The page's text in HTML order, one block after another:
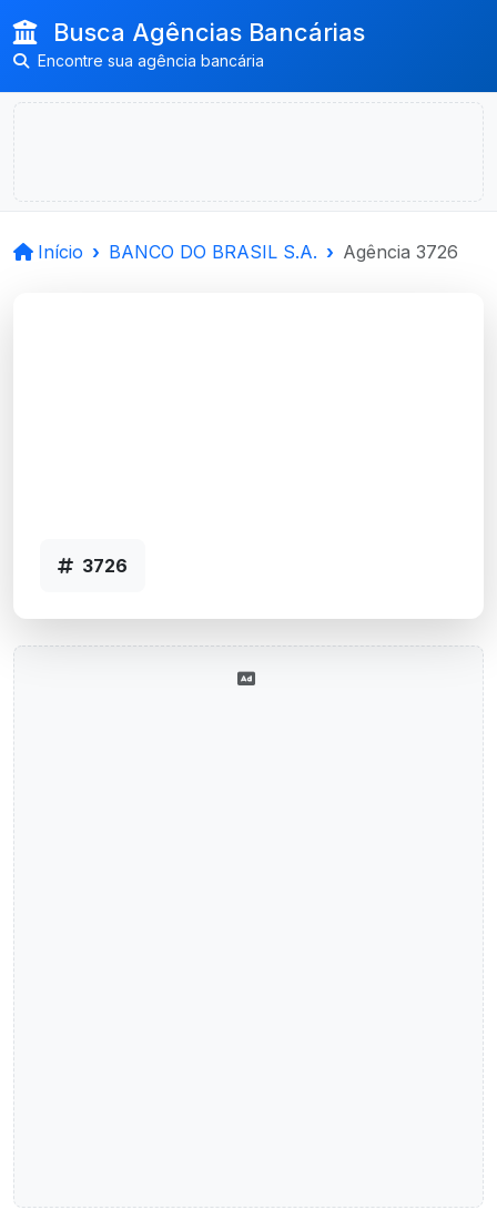
Busca Agências Bancárias
Encontre sua agência bancária
Início BANCO DO BRASIL S.A. Agência 3726
3726